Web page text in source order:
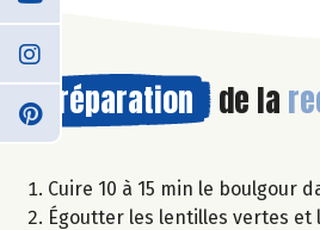
Préparation de la
Cuire 10 à 15 min le boulgour
Égoutter les lentilles vertes